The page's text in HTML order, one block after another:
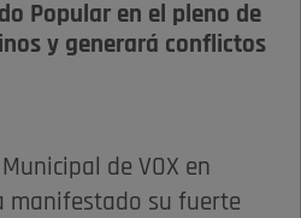
Popular en el pleno de
y generará conflictos
de VOX en
manifestado su fuerte